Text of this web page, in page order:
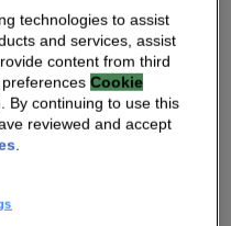
PDF
la
technologies to assist
and services, assist
content from third
preferencesCookie
By continuing to use this
reviewed and accept
.